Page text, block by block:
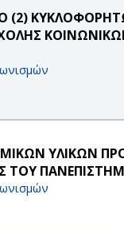
(2)
ΥΛΙΚΩΝ
ΤΟΥ